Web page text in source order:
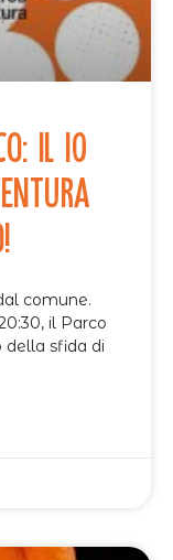
Il 10
comune.
il Parco
della sfida di